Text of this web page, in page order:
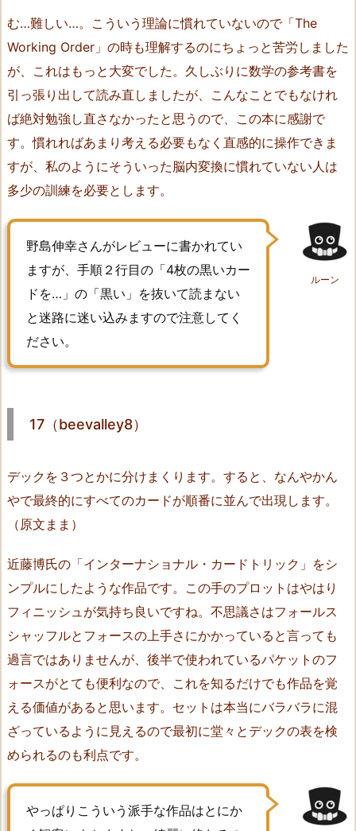
T
h
W
o
n
g
O
e
r
（S.
T
e
a）
動
あ
り
1
2.
N
o.
e
e
v
む…難しい…。こういう理論に慣れていないので「The
Working Order」の時も理解するのにちょっと苦労しました
が、これはもっと大変でした。久しぶりに数学の参考書を
引っ張り出して読み直しましたが、こんなことでもなけれ
ば絶対勉強し直さなかったと思うので、この本に感謝で
す。慣れればあまり考える必要もなく直感的に操作できま
すが、私のようにそういった脳内変換に慣れていない人は
多少の訓練を必要とします。
ルーン
野島伸幸さんがレビューに書かれてい
ますが、手順２行目の「4枚の黒いカー
ドを…」の「黒い」を抜いて読まない
と迷路に迷い込みますので注意してく
ださい。
17（beevalley8）
デックを３つとかに分けまくります。すると、なんやかん
やで最終的にすべてのカードが順番に並んで出現します。
（原文まま）
近藤博氏の「インターナショナル・カードトリック」をシ
ンプルにしたような作品です。この手のプロットはやはり
フィニッシュが気持ち良いですね。不思議さはフォールス
シャッフルとフォースの上手さにかかっていると言っても
過言ではありませんが、後半で使われているパケットのフ
ォースがとても便利なので、これを知るだけでも作品を覚
える価値があると思います。セットは本当にバラバラに混
ざっているように見えるので最初に堂々とデックの表を検
められるのも利点です。
やっぱりこういう派手な作品はとにか